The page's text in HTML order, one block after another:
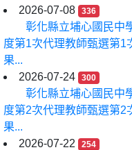
2026-07-08
336
彰化縣立埔心國民中
度第1次代理教師甄選第1
果...
2026-07-24
300
彰化縣立埔心國民中
度第2次代理教師甄選第2
果...
2026-07-22
254